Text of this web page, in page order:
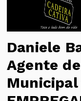
Daniele
Agente